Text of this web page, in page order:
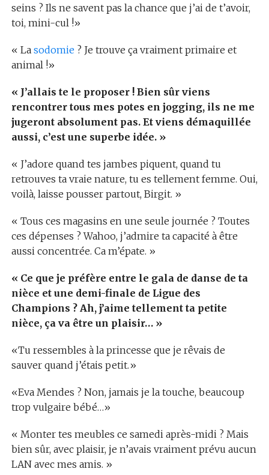
seins ? Ils ne savent pas la chance que j’ai de t’avoir,
toi, mini-cul !»
« La sodomie ? Je trouve ça vraiment primaire et
animal !»
« J’allais te le proposer ! Bien sûr viens
rencontrer tous mes potes en jogging, ils ne me
jugeront absolument pas. Et viens démaquillée
aussi, c’est une superbe idée. »
« J’adore quand tes jambes piquent, quand tu
retrouves ta vraie nature, tu es tellement femme. Oui,
voilà, laisse pousser partout, Birgit. »
« Tous ces magasins en une seule journée ? Toutes
ces dépenses ? Wahoo, j’admire ta capacité à être
aussi concentrée. Ca m’épate. »
« Ce que je préfère entre le gala de danse de ta
nièce et une demi-finale de Ligue des
Champions ? Ah, j’aime tellement ta petite
nièce, ça va être un plaisir… »
«Tu ressembles à la princesse que je rêvais de
sauver quand j’étais petit.»
«Eva Mendes ? Non, jamais je la touche, beaucoup
trop vulgaire bébé…»
« Monter tes meubles ce samedi après-midi ? Mais
bien sûr, avec plaisir, je n’avais vraiment prévu aucun
LAN avec mes amis. »